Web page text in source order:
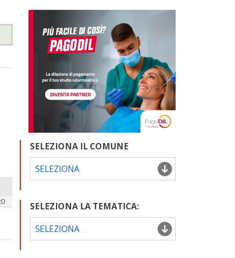
SELEZIONA IL COMUNE
SELEZIONA
SELEZIONA LA TEMATICA:
SELEZIONA